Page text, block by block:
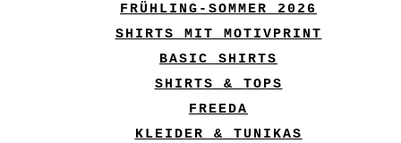
FRÜHLING-SOMMER 2026
SHIRTS MIT MOTIVPRINT
BASIC SHIRTS
SHIRTS & TOPS
FREEDA
KLEIDER & TUNIKAS